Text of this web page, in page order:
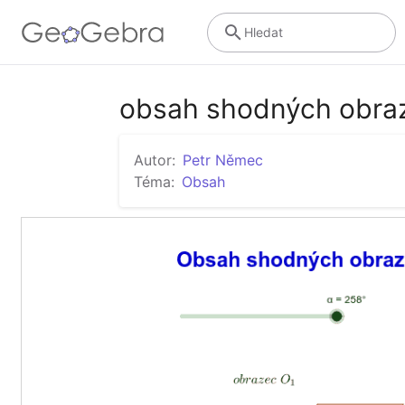
Hledat
obsah shodných
Autor: Petr Němec
Téma: Obsah